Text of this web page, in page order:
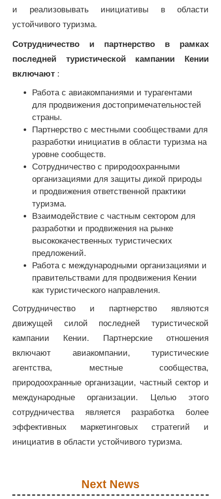
и реализовывать инициативы в области
устойчивого туризма.
Сотрудничество и партнерство в рамках
последней туристической кампании Кении
включают :
Работа с авиакомпаниями и турагентами
для продвижения достопримечательностей
страны.
Партнерство с местными сообществами для
разработки инициатив в области туризма на
уровне сообществ.
Сотрудничество с природоохранными
организациями для защиты дикой природы
и продвижения ответственной практики
туризма.
Взаимодействие с частным сектором для
разработки и продвижения на рынке
высококачественных туристических
предложений.
Работа с международными организациями и
правительствами для продвижения Кении
как туристического направления.
Сотрудничество и партнерство являются
движущей силой последней туристической
кампании Кении. Партнерские отношения
включают авиакомпании, туристические
агентства, местные сообщества,
природоохранные организации, частный сектор и
международные организации. Целью этого
сотрудничества является разработка более
эффективных маркетинговых стратегий и
инициатив в области устойчивого туризма.
Next News